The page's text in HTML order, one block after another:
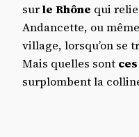
surle Rhône qui relie
Andancette, ou
village, lorsqu’on se
Mais quelles sont
surplombent la